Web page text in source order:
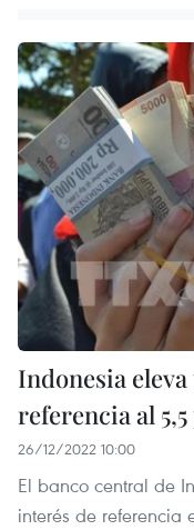
Indonesia
referencia al
26/12/2022 10:00
El banco central de
interés de referencia